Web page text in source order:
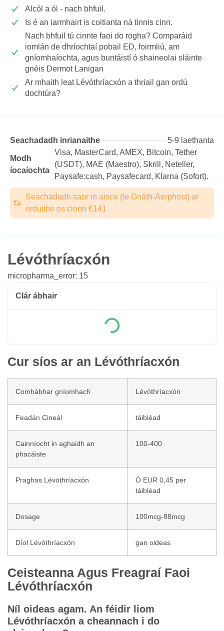
Alcól a ól - nach bhfuil.
Is é an iarmhairt is coitianta ná tinnis cinn.
Nach bhfuil tú cinnte faoi do rogha? Comparáid
iomlán de dhríochtaí pobail ED, foirmliú, am
gníomhaíochta, agus buntáistí ó shaineolai sláinte
gnéis Dermot Lanigan
Ar mhaith leat Lévóthríacxón a thriail gan ordú
dochtúra?
Seachadadh inrianaithe 5-9 laethanta
Modh
íocaíochta
Visa, MasterCard, AMEX, Bitcoin, Tether
(USDТ), MAE (Maestro), Skrill, Neteller,
Paysafe:cash, Paysafecard, Klarna (Sofort).
Seachadadh saor in aisce (le Gnáth-Aerphost) ar
orduithe os cionn €141
Lévóthríacxón
micropharma_error: 15
Clár ábhair
Cur síos ar an Lévóthríacxón
Comhábhar gníomhach Lévóthríacxón
Feadán Cineál táibléad
Cainníocht in aghaidh an
phacáiste
100-400
Praghas Lévóthríacxón
Ó EUR 0,45 per
táibléad
Dosage 100mcg-88mcg
Díol Lévóthríacxón gan oideas
Ceisteanna Agus Freagraí Faoi
Lévóthríacxón
Níl oideas agam. An féidir liom
Lévóthríacxón a cheannach i do